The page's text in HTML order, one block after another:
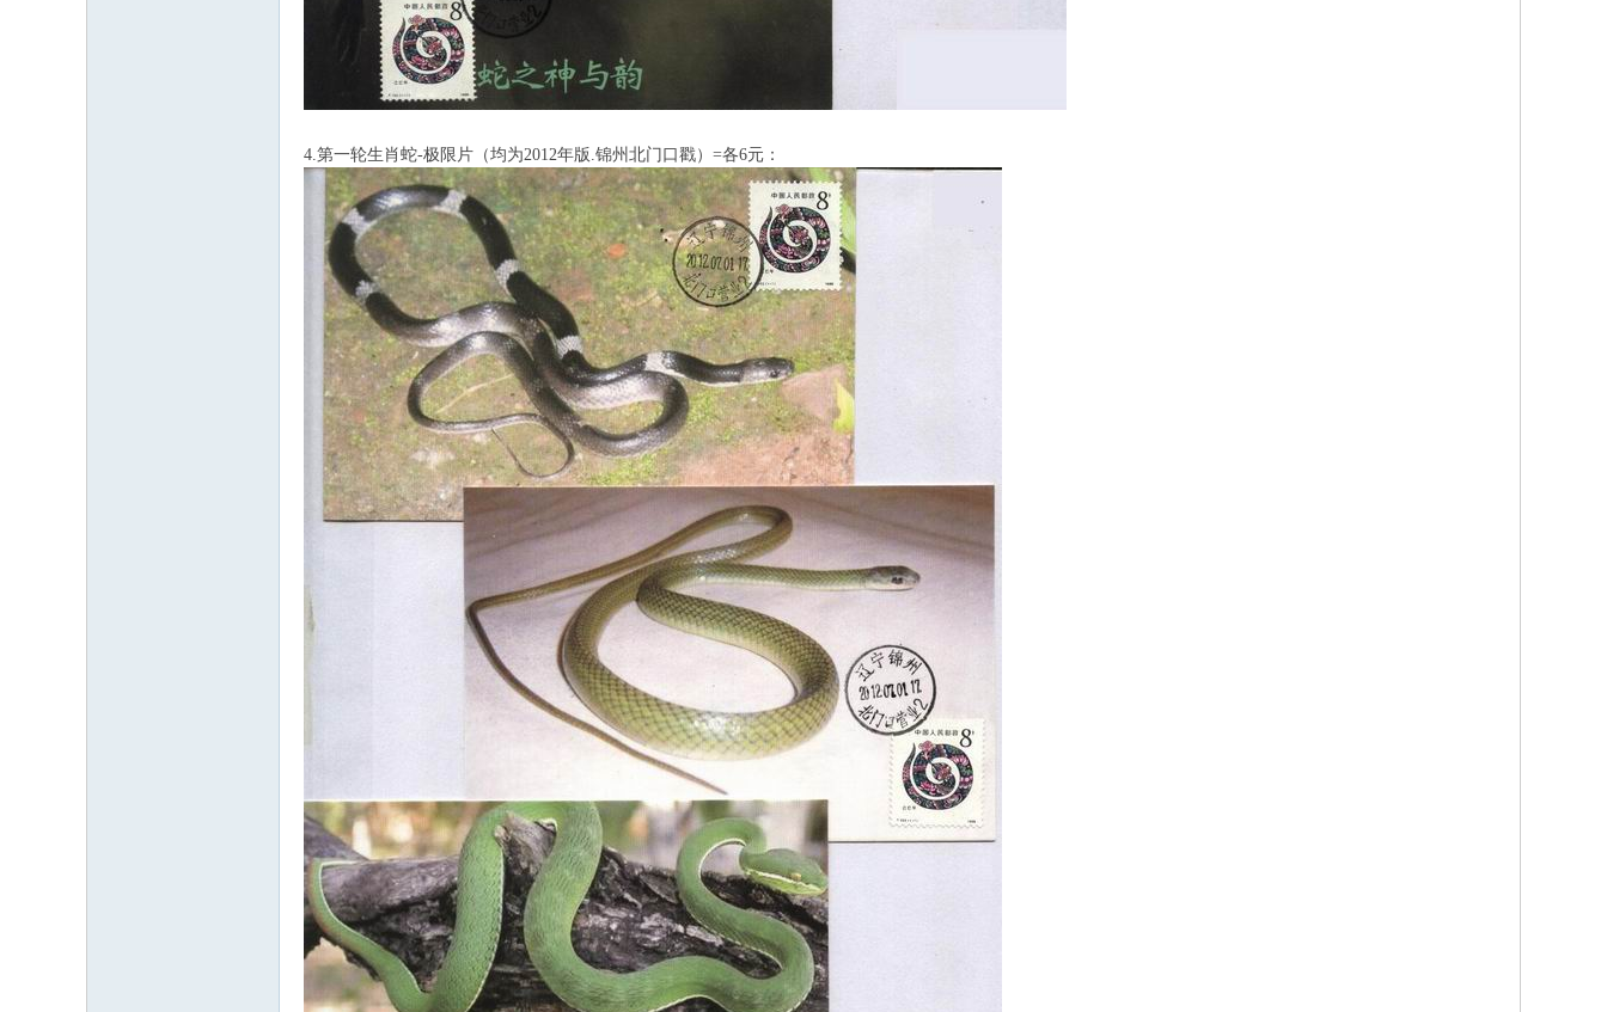
4.第一轮生肖蛇-极限片（均为2012年版.锦州北门口戳）=各6元：